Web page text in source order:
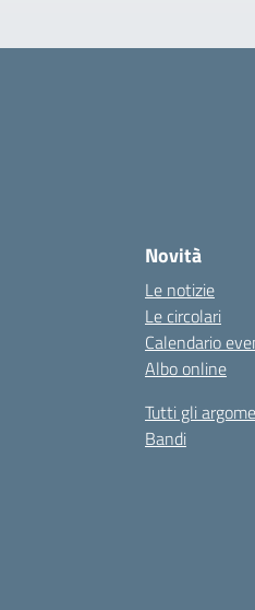
Novità
Le notizie
Le circolari
Calendario
Albo online
Tutti gli
Bandi